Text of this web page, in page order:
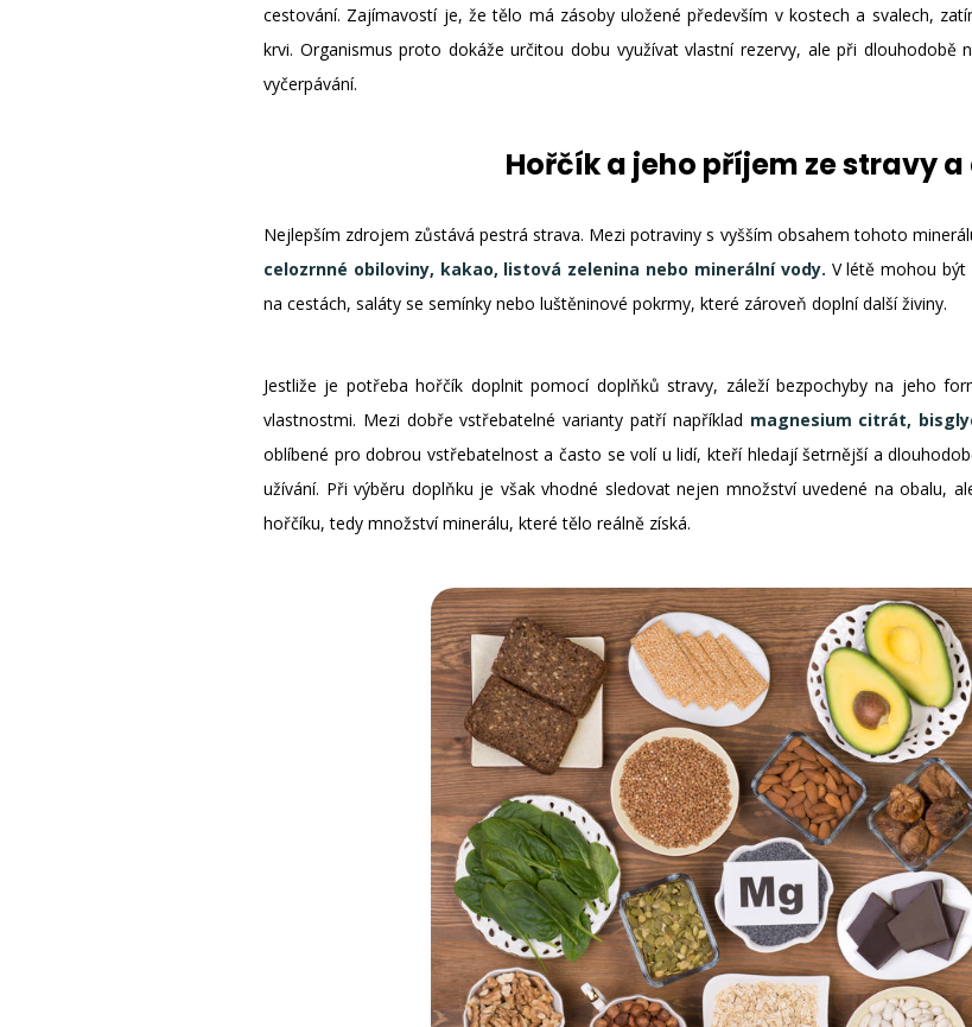
cestování. Zajímavostí je, že tělo má zásoby uložené především v kostech a svalech,
krvi. Organismus proto dokáže určitou dobu využívat vlastní rezervy, ale při
vyčerpávání.
Hořčík a jeho příjem ze stravy
Nejlepším zdrojem zůstává pestrá strava. Mezi potraviny s vyšším obsahem tohoto
celozrnné obiloviny, kakao, listová zelenina nebo minerální vody. V létě mohou být
na cestách, saláty se semínky nebo luštěninové pokrmy, které zároveň doplní další živiny.
Jestliže je potřeba hořčík doplnit pomocí doplňků stravy, záleží bezpochyby na jeho
vlastnostmi. Mezi dobře vstřebatelné varianty patří například magnesium citrát,
oblíbené pro dobrou vstřebatelnost a často se volí u lidí, kteří hledají šetrnější a
užívání. Při výběru doplňku je však vhodné sledovat nejen množství uvedené na obalu,
hořčíku, tedy množství minerálu, které tělo reálně získá.